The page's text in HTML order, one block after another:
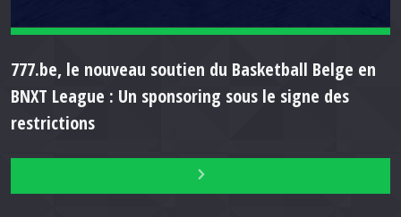
777.be, le nouveau soutien du Basketball Belge en
BNXT League : Un sponsoring sous le signe des
restrictions